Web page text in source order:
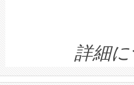
ームを利用す
きます。この
念は、現在デ
ます。
quality and
BESS stack to
イズの小径化
す。ノーマル
ートル先まで
詳細